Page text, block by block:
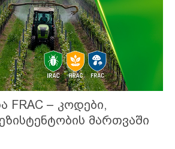
FRAC – კოდები,
მართვაში